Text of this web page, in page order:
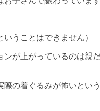
うことはできません）
ンが上がっているのは
の着ぐるみが怖いとい